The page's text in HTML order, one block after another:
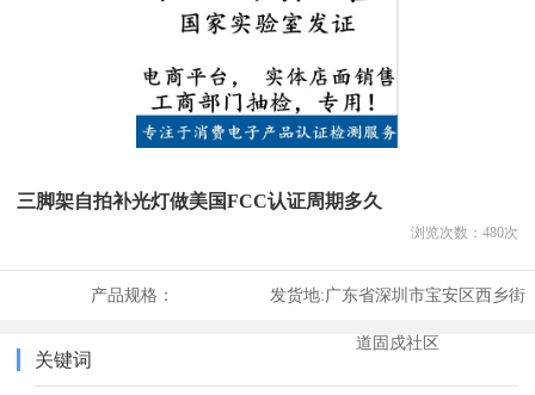
三脚架自拍补光灯做美国FCC认证周期多久
浏览次数： 480次
产品规格： 发货地:广东省深圳市宝安区西乡街
道固戍社区
关键词